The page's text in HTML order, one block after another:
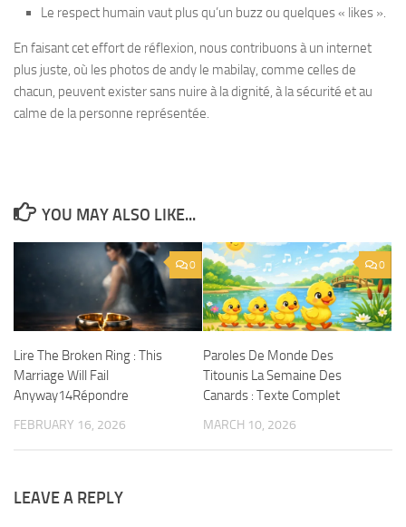
Le respect humain vaut plus qu’un buzz ou quelques « likes ».
En faisant cet effort de réflexion, nous contribuons à un internet
plus juste, où les photos de andy le mabilay, comme celles de
chacun, peuvent exister sans nuire à la dignité, à la sécurité et au
calme de la personne représentée.
YOU MAY ALSO LIKE...
0
Lire The Broken Ring : This
Marriage Will Fail
Anyway14Répondre
FEBRUARY 16, 2026
0
Paroles De Monde Des
Titounis La Semaine Des
Canards : Texte Complet
MARCH 10, 2026
LEAVE A REPLY